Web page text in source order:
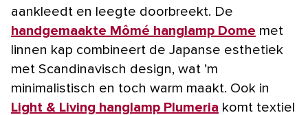
aankleedt en leegte doorbreekt. De
handgemaakte Mômé hanglamp Dome met
linnen kap combineert de Japanse esthetiek
met Scandinavisch design, wat ’m
minimalistisch en toch warm maakt. Ook in
Light & Living hanglamp Plumeria komt textiel